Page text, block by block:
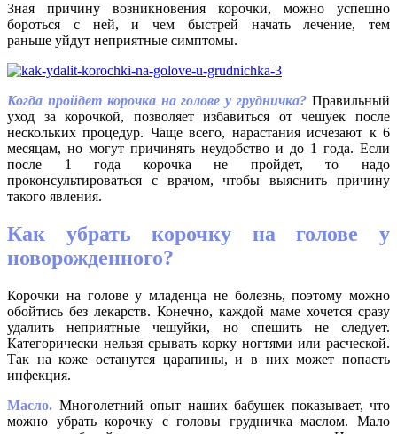
Зная причину возникновения корочки, можно успешно
бороться с ней, и чем быстрей начать лечение, тем
раньше уйдут неприятные симптомы.
Когда пройдет корочка на голове у грудничка? Правильный
уход за корочкой, позволяет избавиться от чешуек после
нескольких процедур. Чаще всего, нарастания исчезают к 6
месяцам, но могут причинять неудобство и до 1 года. Если
после 1 года корочка не пройдет, то надо
проконсультироваться с врачом, чтобы выяснить причину
такого явления.
Как убрать корочку на голове у
новорожденного?
Корочки на голове у младенца не болезнь, поэтому можно
обойтись без лекарств. Конечно, каждой маме хочется сразу
удалить неприятные чешуйки, но спешить не следует.
Категорически нельзя срывать корку ногтями или расческой.
Так на коже останутся царапины, и в них может попасть
инфекция.
Масло. Многолетний опыт наших бабушек показывает, что
можно убрать корочку с головы грудничка маслом. Мало